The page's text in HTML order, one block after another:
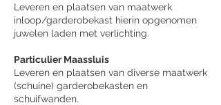
Leveren en plaatsen van maatwerk
inloop/garderobekast hierin opgenomen
juwelen laden met verlichting.
Particulier Maassluis
Leveren en plaatsen van diverse maatwerk
(schuine) garderobekasten en
schuifwanden.